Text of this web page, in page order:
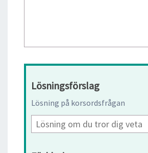
Lösningsförslag
Lösning på korsordsfrågan